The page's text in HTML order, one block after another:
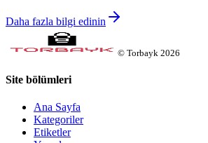
Daha fazla bilgi edinin
© Torbayk 2026
Site bölümleri
Ana Sayfa
Kategoriler
Etiketler